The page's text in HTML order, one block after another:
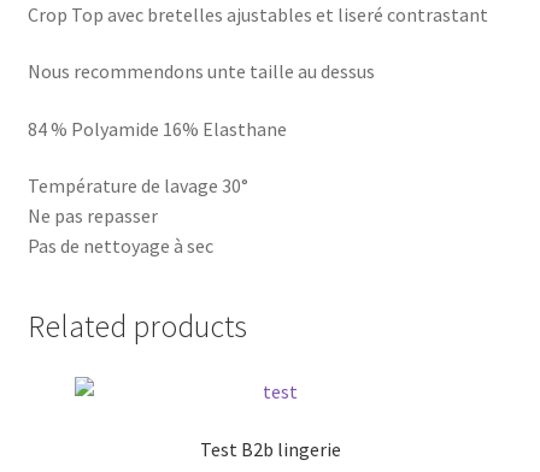
Crop Top avec bretelles ajustables et liseré contrastant
Nous recommendons unte taille au dessus
84 % Polyamide 16% Elasthane
Température de lavage 30°
Ne pas repasser
Pas de nettoyage à sec
Related products
Test B2b lingerie